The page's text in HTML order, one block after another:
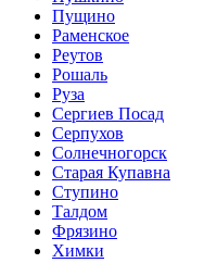
Пущино
Раменское
Реутов
Рошаль
Руза
Сергиев Посад
Серпухов
Солнечногорск
Старая Купавна
Ступино
Талдом
Фрязино
Химки